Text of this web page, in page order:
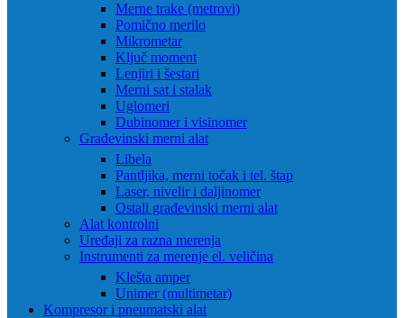
Merne trake (metrovi)
Pomično merilo
Mikrometar
Ključ moment
Lenjiri i šestari
Merni sat i stalak
Uglomeri
Dubinomer i visinomer
Građevinski merni alat
Libela
Pantljika, merni točak i tel. štap
Laser, nivelir i daljinomer
Ostali građevinski merni alat
Alat kontrolni
Uređaji za razna merenja
Instrumenti za merenje el. veličina
Klešta amper
Unimer (multimetar)
Kompresor i pneumatski alat